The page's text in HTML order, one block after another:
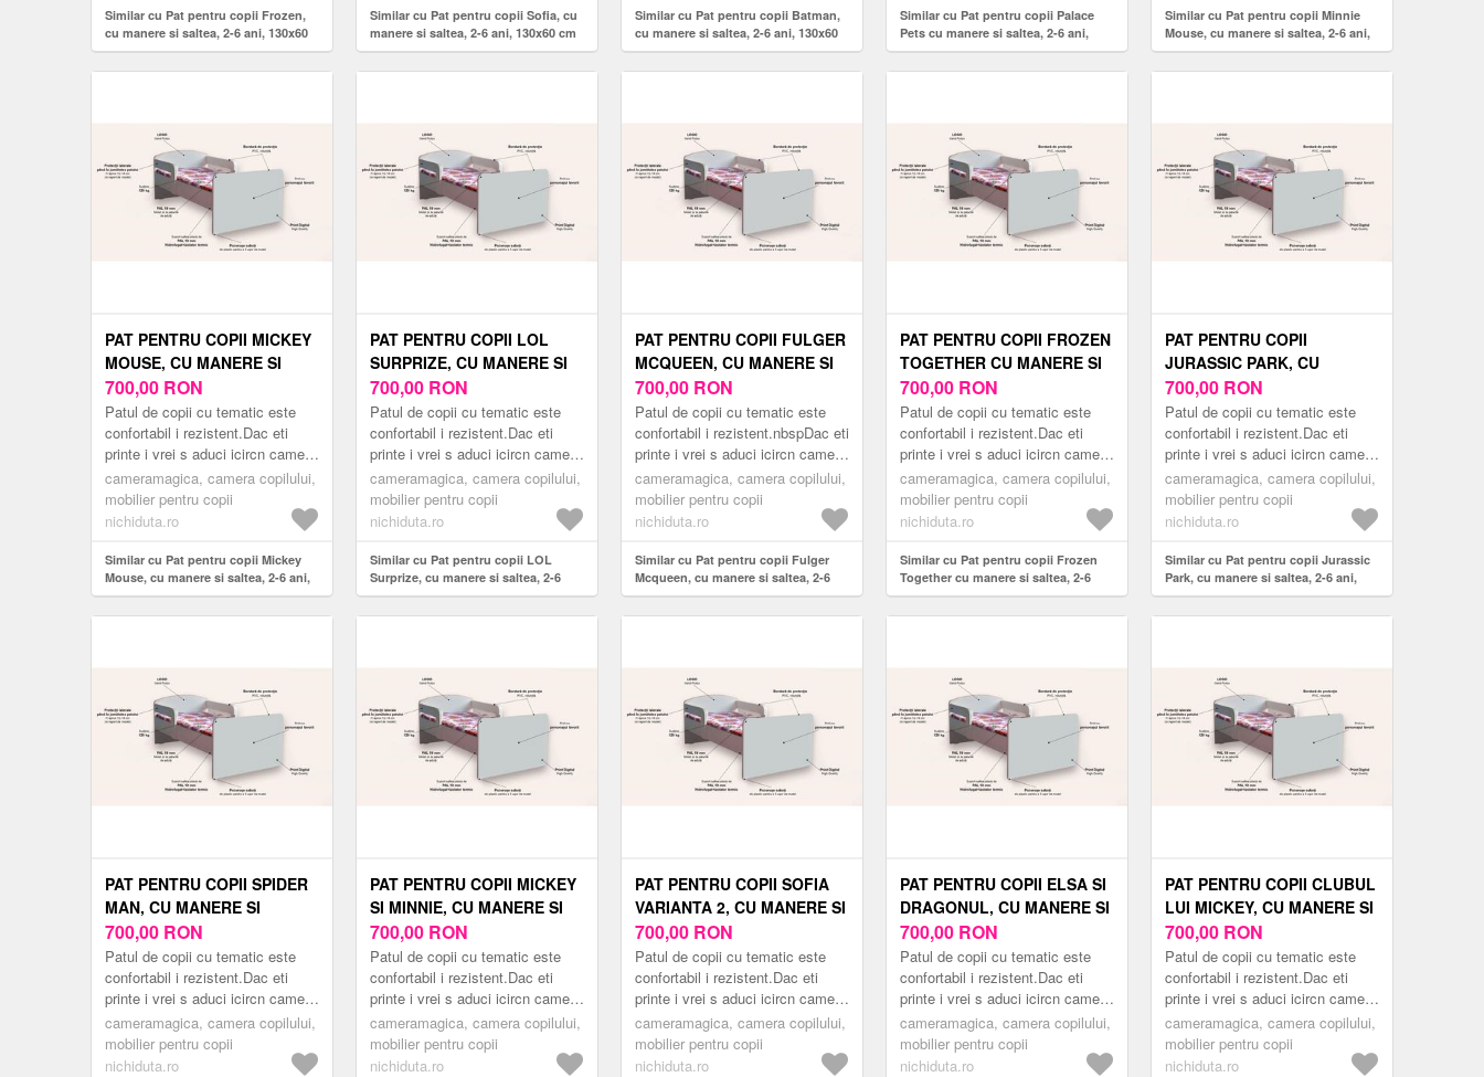
Similar cu Pat pentru copii Frozen,
cu manere si saltea, 2-6 ani, 130x60
cm
Similar cu Pat pentru copii Sofia, cu
manere si saltea, 2-6 ani, 130x60 cm
Similar cu Pat pentru copii Batman,
cu manere si saltea, 2-6 ani, 130x60
cm
Similar cu Pat pentru copii Palace
Pets cu manere si saltea, 2-6 ani,
130x60 cm
Similar cu Pat pentru copii Minnie
Mouse, cu manere si saltea, 2-6 ani,
130x60 cm
PAT PENTRU COPII MICKEY
MOUSE, CU MANERE SI
SALTEA, 2-6 ANI, 130X60
CM
700,00 RON
Patul de copii cu tematic este
confortabil i rezistent.Dac eti
printe i vrei s aduci icircn camera
copilului tu un pat modern
inspirat din lumea er...
cameramagica, camera copilului,
mobilier pentru copii
nichiduta.ro
Similar cu Pat pentru copii Mickey
Mouse, cu manere si saltea, 2-6 ani,
130x60 cm
PAT PENTRU COPII LOL
SURPRIZE, CU MANERE SI
SALTEA, 2-6 ANI, 130X60
CM
700,00 RON
Patul de copii cu tematic este
confortabil i rezistent.Dac eti
printe i vrei s aduci icircn camera
copilului tu un pat modern
inspirat din lumea er...
cameramagica, camera copilului,
mobilier pentru copii
nichiduta.ro
Similar cu Pat pentru copii LOL
Surprize, cu manere si saltea, 2-6
ani, 130x60 cm
PAT PENTRU COPII FULGER
MCQUEEN, CU MANERE SI
SALTEA, 2-6 ANI, 130X60
CM
700,00 RON
Patul de copii cu tematic este
confortabil i rezistent.nbspDac eti
printe i vrei s aduci icircn camera
copilului tu un pat modern
inspirat din lume...
cameramagica, camera copilului,
mobilier pentru copii
nichiduta.ro
Similar cu Pat pentru copii Fulger
Mcqueen, cu manere si saltea, 2-6
ani, 130x60 cm
PAT PENTRU COPII FROZEN
TOGETHER CU MANERE SI
SALTEA, 2-6 ANI, 130X60
CM
700,00 RON
Patul de copii cu tematic este
confortabil i rezistent.Dac eti
printe i vrei s aduci icircn camera
copilului tu un pat modern
inspirat din lumea er...
cameramagica, camera copilului,
mobilier pentru copii
nichiduta.ro
Similar cu Pat pentru copii Frozen
Together cu manere si saltea, 2-6
ani, 130x60 cm
PAT PENTRU COPII
JURASSIC PARK, CU
MANERE SI SALTEA, 2-6
ANI, 130X60 CM
700,00 RON
Patul de copii cu tematic este
confortabil i rezistent.Dac eti
printe i vrei s aduci icircn camera
copilului tu un pat modern
inspirat din lumea er...
cameramagica, camera copilului,
mobilier pentru copii
nichiduta.ro
Similar cu Pat pentru copii Jurassic
Park, cu manere si saltea, 2-6 ani,
130x60 cm
PAT PENTRU COPII SPIDER
MAN, CU MANERE SI
SALTEA, 2-6 ANI, 130X60
CM
700,00 RON
Patul de copii cu tematic este
confortabil i rezistent.Dac eti
printe i vrei s aduci icircn camera
copilului tu un pat modern
inspirat din lumea er...
cameramagica, camera copilului,
mobilier pentru copii
nichiduta.ro
PAT PENTRU COPII MICKEY
SI MINNIE, CU MANERE SI
SALTEA, 2-6 ANI, 130X60
CM
700,00 RON
Patul de copii cu tematic este
confortabil i rezistent.Dac eti
printe i vrei s aduci icircn camera
copilului tu un pat modern
inspirat din lumea er...
cameramagica, camera copilului,
mobilier pentru copii
nichiduta.ro
PAT PENTRU COPII SOFIA
VARIANTA 2, CU MANERE SI
SALTEA, 2-6 ANI, 130X60
CM
700,00 RON
Patul de copii cu tematic este
confortabil i rezistent.Dac eti
printe i vrei s aduci icircn camera
copilului tu un pat modern
inspirat din lumea er...
cameramagica, camera copilului,
mobilier pentru copii
nichiduta.ro
PAT PENTRU COPII ELSA SI
DRAGONUL, CU MANERE SI
SALTEA, 2-6 ANI, 130X60
CM
700,00 RON
Patul de copii cu tematic este
confortabil i rezistent.Dac eti
printe i vrei s aduci icircn camera
copilului tu un pat modern
inspirat din lumea er...
cameramagica, camera copilului,
mobilier pentru copii
nichiduta.ro
PAT PENTRU COPII CLUBUL
LUI MICKEY, CU MANERE SI
SALTEA, 2-6 ANI, 130X60
CM
700,00 RON
Patul de copii cu tematic este
confortabil i rezistent.Dac eti
printe i vrei s aduci icircn camera
copilului tu un pat modern
inspirat din lumea er...
cameramagica, camera copilului,
mobilier pentru copii
nichiduta.ro